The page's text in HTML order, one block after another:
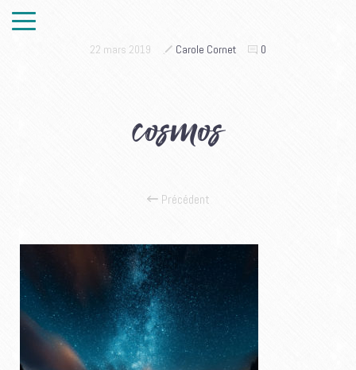
22 mars 2019 Carole Cornet 0
cosmos
Précédent